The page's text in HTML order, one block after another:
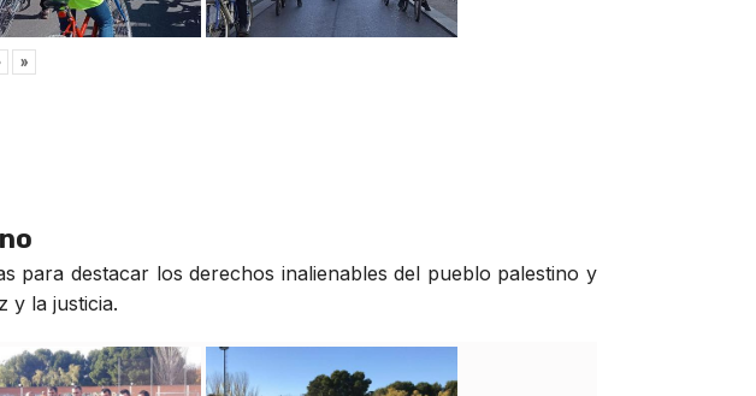
»
para destacar los derechos inalienables del pueblo palestino y
y la justicia.